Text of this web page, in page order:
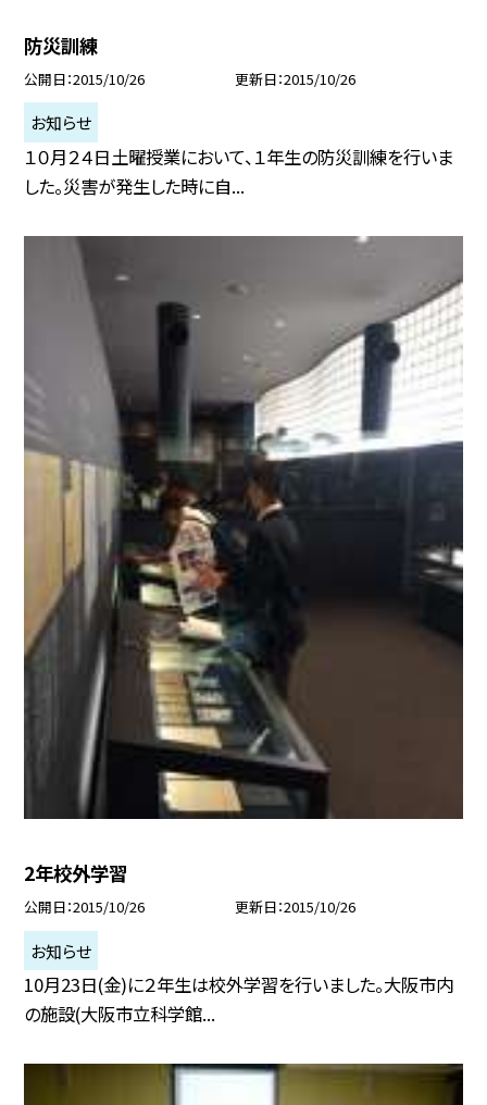
防災訓練
公開日 2015/10/26 更新日 2015/10/26
お知らせ
１０月２４日土曜授業において、１年生の防災訓練を行いま
した。災害が発生した時に自...
2年校外学習
公開日 2015/10/26 更新日 2015/10/26
お知らせ
10月23日(金)に２年生は校外学習を行いました。大阪市内
の施設(大阪市立科学館...